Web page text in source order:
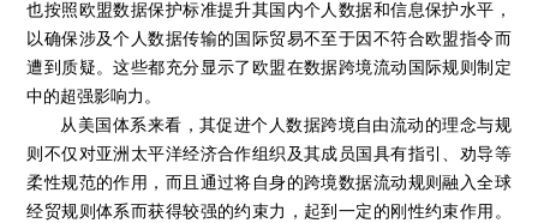
也按照欧盟数据保护标准提升其国内个人数据和信息保护水平，
以确保涉及个人数据传输的国际贸易不至于因不符合欧盟指令而
遭到质疑。这些都充分显示了欧盟在数据跨境流动国际规则制定
中的超强影响力。
从美国体系来看，其促进个人数据跨境自由流动的理念与规
则不仅对亚洲太平洋经济合作组织及其成员国具有指引、劝导等
柔性规范的作用，而且通过将自身的跨境数据流动规则融入全球
经贸规则体系而获得较强的约束力，起到一定的刚性约束作用。